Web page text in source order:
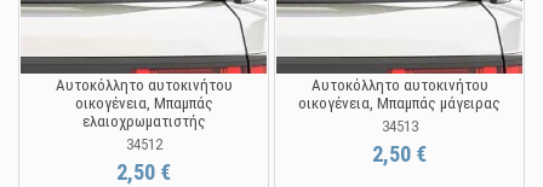
Αυτοκόλλητο αυτοκινήτου
οικογένεια, Μπαμπάς
ελαιοχρωματιστής
34512
2,50 €
Αυτοκόλλητο αυτοκινήτου
οικογένεια, Μπαμπάς μάγειρας
34513
2,50 €